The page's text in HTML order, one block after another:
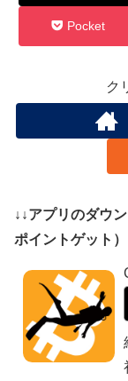
Pocket
ク
↓↓アプリのダウ
ポイントゲット）